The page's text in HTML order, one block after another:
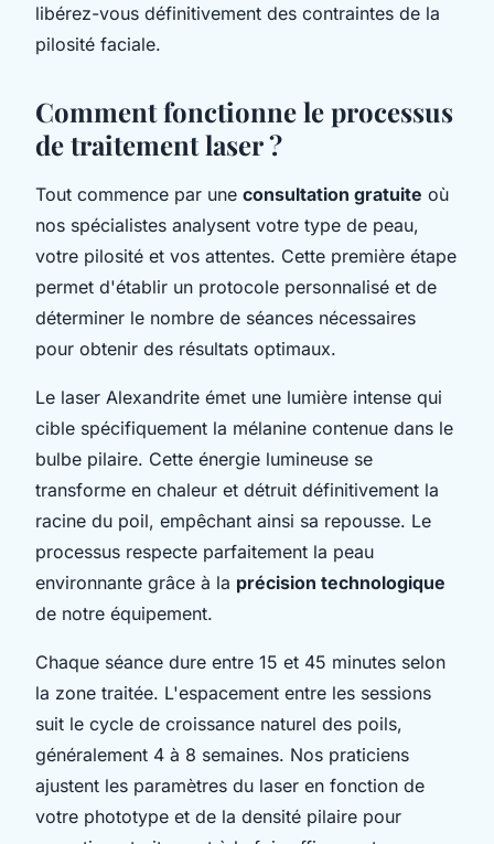
libérez-vous définitivement des contraintes de la
pilosité faciale.
Comment fonctionne le processus
de traitement laser ?
Tout commence par une consultation gratuite où
nos spécialistes analysent votre type de peau,
votre pilosité et vos attentes. Cette première étape
permet d'établir un protocole personnalisé et de
déterminer le nombre de séances nécessaires
pour obtenir des résultats optimaux.
Le laser Alexandrite émet une lumière intense qui
cible spécifiquement la mélanine contenue dans le
bulbe pilaire. Cette énergie lumineuse se
transforme en chaleur et détruit définitivement la
racine du poil, empêchant ainsi sa repousse. Le
processus respecte parfaitement la peau
environnante grâce à la précision technologique
de notre équipement.
Chaque séance dure entre 15 et 45 minutes selon
la zone traitée. L'espacement entre les sessions
suit le cycle de croissance naturel des poils,
généralement 4 à 8 semaines. Nos praticiens
ajustent les paramètres du laser en fonction de
votre phototype et de la densité pilaire pour